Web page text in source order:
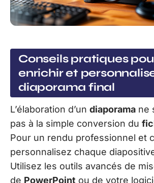
Conseils pratiques
enrichir et
diaporama final
L’élaboration d’un diaporama ne
pas à la simple conversion du
Pour un rendu professionnel et
personnalisez chaque
Utilisez les outils avancés de
de PowerPoint ou de votre